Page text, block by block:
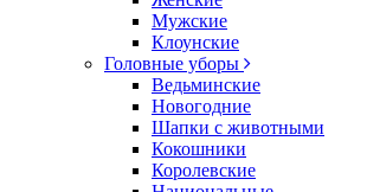
Мужские
Клоунские
Головные уборы
Ведьминские
Новогодние
Шапки с животными
Кокошники
Королевские